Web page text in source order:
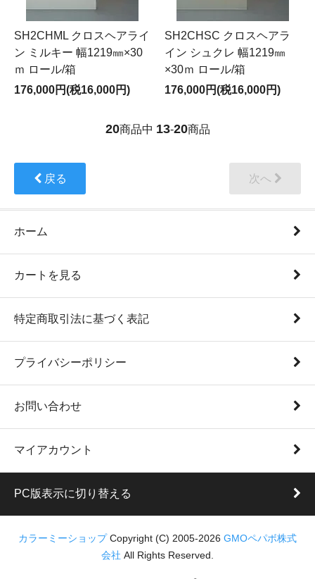
SH2CHML クロスヘアライ
ン ミルキー 幅1219㎜×30
ｍ ロール/箱
176,000円(税16,000円)
SH2CHSC クロスヘアラ
イン シュクレ 幅1219㎜
×30ｍ ロール/箱
176,000円(税16,000円)
20商品中 13-20商品
戻る 次へ
ホーム
カートを見る
特定商取引法に基づく表記
プライバシーポリシー
お問い合わせ
マイアカウント
PC版表示に切り替える
カラーミーショップ Copyright (C) 2005-2026 GMOペパボ株式
会社 All Rights Reserved.